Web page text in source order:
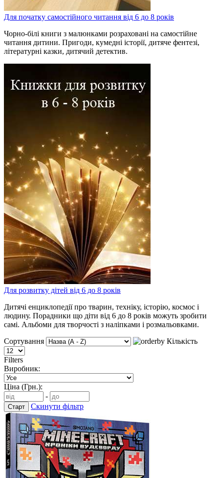
Для початку самостійного читання від 6 до 8 років
Чорно-білі книги з малюнками розраховані на самостійне
читання дитини. Пригоди, кумедні історії, дитяче фентезі,
літературні казки, дитячий детектив.
Для розвитку дітей від 6 до 8 років
Дитячі енциклопедії про тварин, техніку, історію, космос і
людину. Порадники що діти від 6 до 8 років можуть зробити
самі. Альбоми для творчості з наліпками і розмальовками.
Сортування
Кількість
Filters
Виробник:
Ціна (Грн.):
-
Скинути фільтр